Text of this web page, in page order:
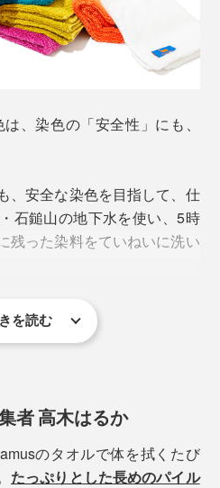
ジ）、下バスタオル（ホワイト×オレン
準「GOTS認定」をクリアし
せることで、とびきりフワ
ています。
、ピスタチオ、マタドール、カリビアン、
、ネイビー、ブルー、オレンジ、ゴール
ションを受けて生まれた全11
ルが描いた『都会のダンス』
レスから。
、染色の「安全性」にも、
、安全な染色を目指して、仕
石鎚山の地下水を使い、5時
残った染料をていねいに洗い
を読む
者 高木はるか
のタオルで体を拭くたび
たっぷりとした長めのパイル